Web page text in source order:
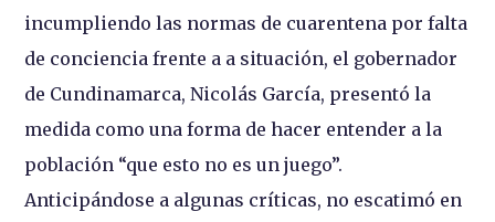
incumpliendo las normas de cuarentena por falta
de conciencia frente a a situación, el gobernador
de Cundinamarca, Nicolás García, presentó la
medida como una forma de hacer entender a la
población “que esto no es un juego”.
Anticipándose a algunas críticas, no escatimó en